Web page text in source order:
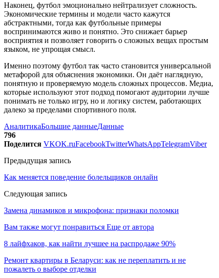
Наконец, футбол эмоционально нейтрализует сложность.
Экономические термины и модели часто кажутся
абстрактными, тогда как футбольные примеры
воспринимаются живо и понятно. Это снижает барьер
восприятия и позволяет говорить о сложных вещах простым
языком, не упрощая смысл.
Именно поэтому футбол так часто становится универсальной
метафорой для объяснения экономики. Он даёт наглядную,
понятную и проверяемую модель сложных процессов. Медиа,
которые используют этот подход помогают аудитории лучше
понимать не только игру, но и логику систем, работающих
далеко за пределами спортивного поля.
АналитикаБольшие данныеДанные
796
Поделится VKOK.ruFacebookTwitterWhatsAppTelegramViber
Предыдущая запись
Как меняется поведение болельщиков онлайн
Следующая запись
Замена динамиков и микрофона: признаки поломки
Вам также могут понравиться Еще от автора
8 лайфхаков, как найти лучшее на распродаже 90%
Ремонт квартиры в Беларуси: как не переплатить и не
пожалеть о выборе отделки